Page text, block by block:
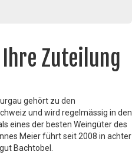
Zuteilung
gehört zu den
und wird regelmässig in den
eines der besten Weingüter des
Meier führt seit 2008 in achter
Bachtobel.